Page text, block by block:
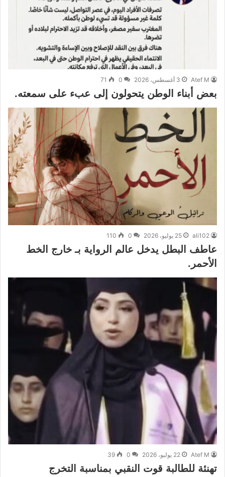
Atef M 3 أغسطس، 2026 0
71
بعض أبناء الوطن يتحولون إلى عبء على سمعته.
ali102 25 يوليو، 2026 0
110
عاطف البطل يدخل عالم الرواية بـ خارج الخط
الأحمر.
Atef M 22 يوليو، 2026 0
39
تهنئة للطالبة قوت النقبي بمناسبة التخرج